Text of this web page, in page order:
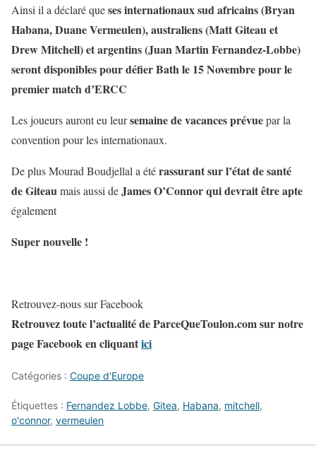
Ainsi il a déclaré queses internationaux sud africains (Bryan
Habana, Duane Vermeulen), australiens (Matt Giteau et
Drew Mitchell) et argentins (Juan Martin Fernandez-Lobbe)
seront disponibles pour défier Bath le 15 Novembre pour le
premier match d’ERCC
Les joueurs auront eu leursemaine de vacances prévuepar la
convention pour les internationaux.
De plus Mourad Boudjellal a étérassurant sur l’état de santé
de Giteaumais aussi deJames O’Connor qui devrait être apte
également
Super nouvelle !
Retrouvez-nous sur Facebook
Retrouvez toute l’actualité de ParceQueToulon.com sur notre
page Facebook en cliquantici
Catégories : Coupe d'Europe
Étiquettes : Fernandez Lobbe, Gitea, Habana, mitchell,
o'connor, vermeulen